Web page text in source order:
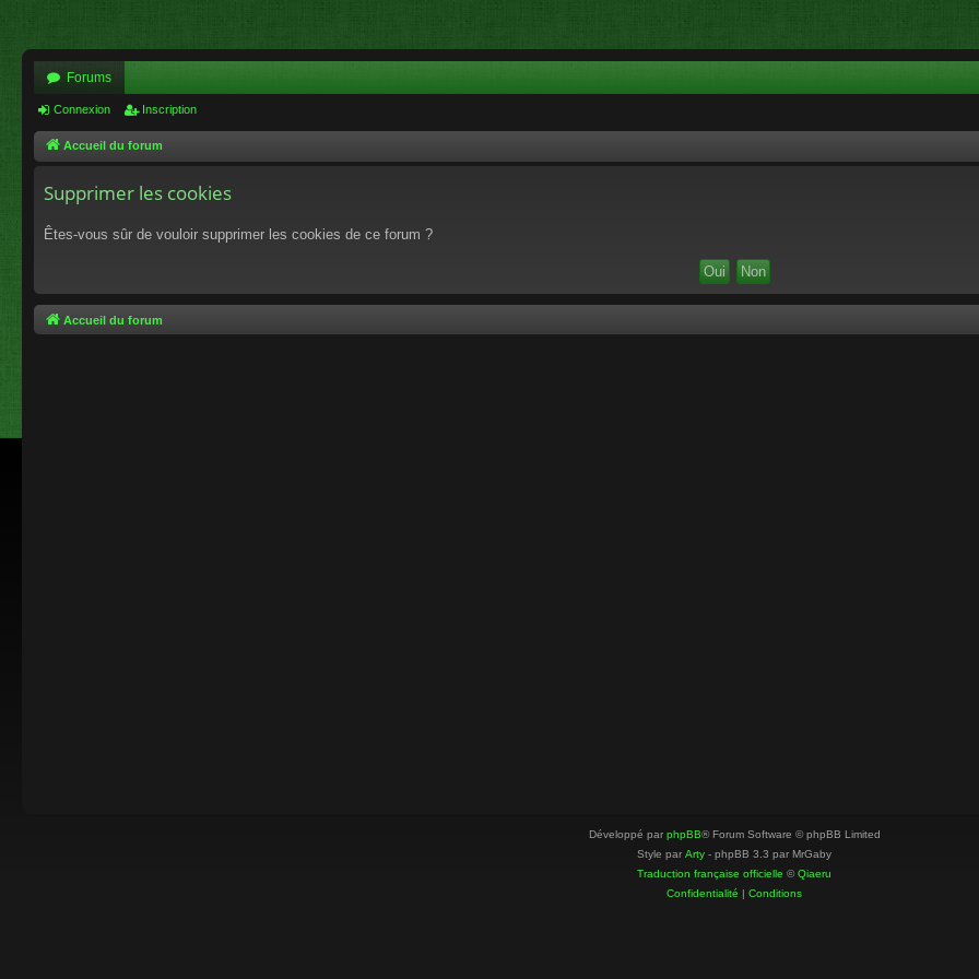
Forums
Connexion Inscription
Accueil du forum
Supprimer les cookies
Êtes-vous sûr de vouloir supprimer les cookies de ce forum ?
Accueil du forum
Développé par phpBB® Forum Software © phpBB Limited
Style par Arty - phpBB 3.3 par MrGaby
Traduction française officielle ©Qiaeru
Confidentialité | Conditions